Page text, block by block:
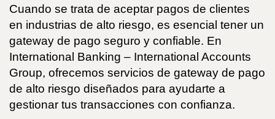
Cuando se trata de aceptar pagos de clientes
en industrias de alto riesgo, es esencial tener un
gateway de pago seguro y confiable. En
International Banking – International Accounts
Group, ofrecemos servicios de gateway de pago
de alto riesgo diseñados para ayudarte a
gestionar tus transacciones con confianza.